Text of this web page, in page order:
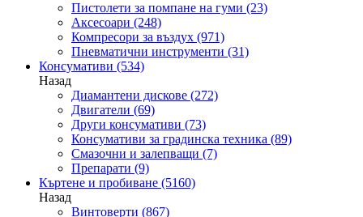
Пистолети за помпане на гуми (23)
Аксесоари (248)
Компресори за въздух (971)
Пневматични инструменти (31)
Консумативи (534)
Назад
Диамантени дискове (272)
Двигатели (69)
Други консумативи (73)
Консумативи за градинска техника (89)
Смазочни и залепващи (7)
Препарати (9)
Къртене и пробиване (5160)
Назад
Винтоверти (867)